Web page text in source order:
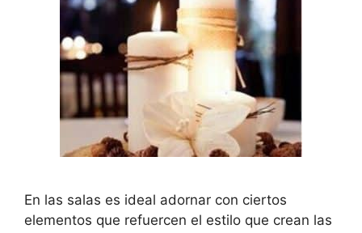
En las salas es ideal adornar con ciertos
elementos que refuercen el estilo que crean las